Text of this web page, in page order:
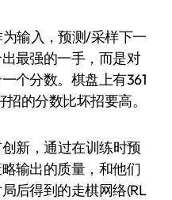
输入，预测/采样下一
最强的一手，而是对
个分数。棋盘上有361
的分数比坏招要高。
新，通过在训练时预
输出的质量，和他们
后得到的走棋网络(RL